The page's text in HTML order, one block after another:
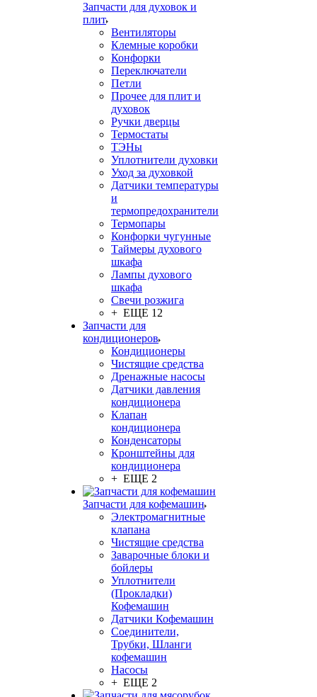
Запчасти для духовок и
плит
Вентиляторы
Клемные коробки
Конфорки
Переключатели
Петли
Прочее для плит и
духовок
Ручки дверцы
Термостаты
ТЭНы
Уплотнители духовки
Уход за духовкой
Датчики температуры
и
термопредохранители
Термопары
Конфорки чугунные
Таймеры духового
шкафа
Лампы духового
шкафа
Свечи розжига
+ ЕЩЕ 12
Запчасти для
кондиционеров
Кондиционеры
Чистящие средства
Дренажные насосы
Датчики давления
кондиционера
Клапан
кондиционера
Конденсаторы
Кронштейны для
кондиционера
+ ЕЩЕ 2
Запчасти для кофемашин
Электромагнитные
клапана
Чистящие средства
Заварочные блоки и
бойлеры
Уплотнители
(Прокладки)
Кофемашин
Датчики Кофемашин
Соединители,
Трубки, Шланги
кофемашин
Насосы
+ ЕЩЕ 2